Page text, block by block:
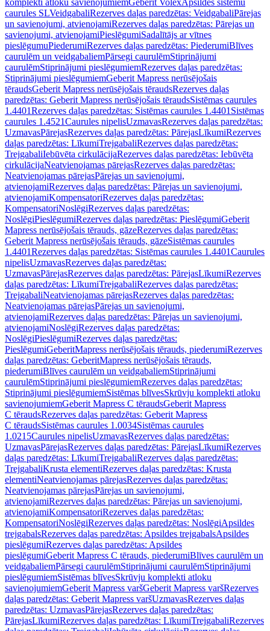
komplekti atloku savienojumiemGeberit VolexApsildes sistēmu
caurules SLVeidgabaliRezerves daļas paredzētas: VeidgabaliPārejas
un savienojumi, atvienojamiRezerves daļas paredzētas: Pārejas un
savienojumi, atvienojamiPieslēgumiSadalītājs ar vītnes
pieslēgumuPiederumiRezerves daļas paredzētas: PiederumiBlīves
caurulēm un veidgabaliemPārsegi caurulēmStiprinājumi
caurulēmStiprinājumi pieslēgumiemRezerves daļas paredzētas:
Stiprinājumi pieslēgumiemGeberit Mapress nerūsējošais
tēraudsGeberit Mapress nerūsējošais tēraudsRezerves daļas
paredzētas: Geberit Mapress nerūsējošais tēraudsSistēmas caurules
1.4401Rezerves daļas paredzētas: Sistēmas caurules 1.4401 Sistēmas
caurules 1.4521Caurules nipelisUzmavasRezerves daļas paredzētas:
UzmavasPārejasRezerves daļas paredzētas: PārejasLīkumiRezerves
daļas paredzētas: LīkumiTrejgabaliRezerves daļas paredzētas:
TrejgabaliIebūvēta cirkulācijaRezerves daļas paredzētas: Iebūvēta
cirkulācijaNeatvienojamas pārejasRezerves daļas paredzētas:
Neatvienojamas pārejasPārejas un savienojumi,
atvienojamiRezerves daļas paredzētas: Pārejas un savienojumi,
atvienojamiKompensatoriRezerves daļas paredzētas:
KompensatoriNoslēgiRezerves daļas paredzētas:
NoslēgiPieslēgumiRezerves daļas paredzētas: PieslēgumiGeberit
Mapress nerūsējošais tērauds, gāzeRezerves daļas paredzētas:
Geberit Mapress nerūsējošais tērauds, gāzeSistēmas caurules
1.4401Rezerves daļas paredzētas: Sistēmas caurules 1.4401Caurules
nipelisUzmavasRezerves daļas paredzētas:
UzmavasPārejasRezerves daļas paredzētas: PārejasLīkumiRezerves
daļas paredzētas: LīkumiTrejgabaliRezerves daļas paredzētas:
TrejgabaliNeatvienojamas pārejasRezerves daļas paredzētas:
Neatvienojamas pārejasPārejas un savienojumi,
atvienojamiRezerves daļas paredzētas: Pārejas un savienojumi,
atvienojamiNoslēgiRezerves daļas paredzētas:
NoslēgiPieslēgumiRezerves daļas paredzētas:
PieslēgumiGeberitMapress nerūsējošais tērauds, piederumiRezerves
daļas paredzētas: GeberitMapress nerūsējošais tērauds,
piederumiBlīves caurulēm un veidgabaliemStiprinājumi
caurulēmStiprinājumi pieslēgumiemRezerves daļas paredzētas:
Stiprinājumi pieslēgumiemSistēmas blīvesSkrūvju komplekti atloku
savienojumiemGeberit Mapress C tēraudsGeberit Mapress
C tēraudsRezerves daļas paredzētas: Geberit Mapress
C tēraudsSistēmas caurules 1.0034Sistēmas caurules
1.0215Caurules nipelisUzmavasRezerves daļas paredzētas:
UzmavasPārejasRezerves daļas paredzētas: PārejasLīkumiRezerves
daļas paredzētas: LīkumiTrejgabaliRezerves daļas paredzētas:
TrejgabaliKrusta elementiRezerves daļas paredzētas: Krusta
elementiNeatvienojamas pārejasRezerves daļas paredzētas:
Neatvienojamas pārejasPārejas un savienojumi,
atvienojamiRezerves daļas paredzētas: Pārejas un savienojumi,
atvienojamiKompensatoriRezerves daļas paredzētas:
KompensatoriNoslēgiRezerves daļas paredzētas: NoslēgiApsildes
trejgabalsRezerves daļas paredzētas: Apsildes trejgabalsApsildes
pieslēgumiRezerves daļas paredzētas: Apsildes
pieslēgumiGeberit Mapress C tērauds, piederumiBlīves caurulēm un
veidgabaliemPārsegi caurulēmStiprinājumi caurulēmStiprinājumi
pieslēgumiemSistēmas blīvesSkrūvju komplekti atloku
savienojumiemGeberit Mapress varšGeberit Mapress varšRezerves
daļas paredzētas: Geberit Mapress varšUzmavasRezerves daļas
paredzētas: UzmavasPārejasRezerves daļas paredzētas:
PārejasLīkumiRezerves daļas paredzētas: LīkumiTrejgabaliRezerves